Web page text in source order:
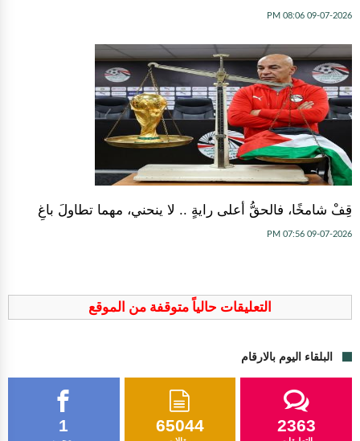
09-07-2026 08:06 PM
قِفْ شامخًا، فالحقُّ أعلى رايةٍ .. لا ينحني، مهما تطاولَ باغِ
09-07-2026 07:56 PM
التعليقات حالياً متوقفة من الموقع
البلقاء اليوم بالارقام
1 65044 2363